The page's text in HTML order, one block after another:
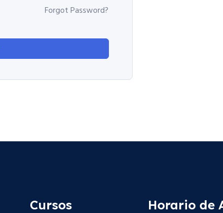
Forgot Password?
Cursos Horario de